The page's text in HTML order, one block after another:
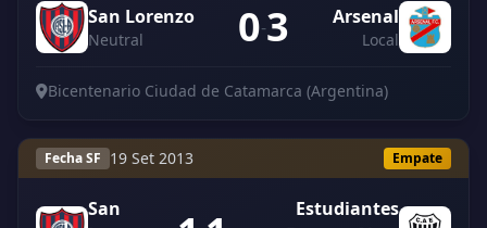
San Lorenzo
Neutral 0-3 Arsenal
Local
Bicentenario Ciudad de Catamarca (Argentina)
Fecha SF 19 Set 2013 Empate
San
Estudiantes